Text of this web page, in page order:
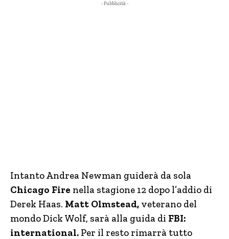
- Pubblicità -
Intanto Andrea Newman guiderà da sola
Chicago Fire nella stagione 12 dopo l’addio di
Derek Haas. Matt Olmstead, veterano del
mondo Dick Wolf, sarà alla guida di FBI:
international. Per il resto rimarrà tutto